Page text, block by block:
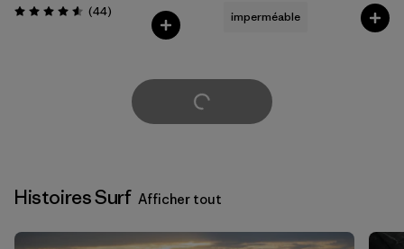
Évaluation: 4.6 / 5
(44Avis
) imperméable
Voir plus
Histoires Surf Afficher tout